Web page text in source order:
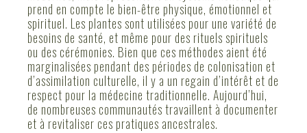
prend en compte le bien-être physique, émotionnel et
spirituel. Les plantes sont utilisées pour une variété de
besoins de santé, et même pour des rituels spirituels
ou des cérémonies. Bien que ces méthodes aient été
marginalisées pendant des périodes de colonisation et
d’assimilation culturelle, il y a un regain d’intérêt et de
respect pour la médecine traditionnelle. Aujourd’hui,
de nombreuses communautés travaillent à documenter
et à revitaliser ces pratiques ancestrales.